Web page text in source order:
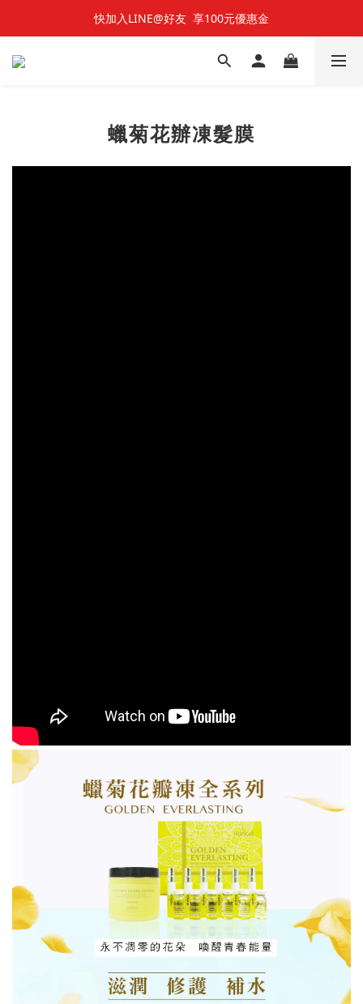
快加入LINE@好友  享100元優惠金
快加入LINE@好友  享100元優惠金
七夕對對碰 🌹 雙雙對對66折
蠟菊花辦凍髮膜